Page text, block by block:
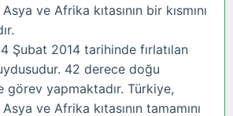
ve Afrika kıtasının bir kısmını
Şubat 2014 tarihinde fırlatılan
42 derece doğu
görev yapmaktadır. Türkiye,
ve Afrika kıtasının tamamını